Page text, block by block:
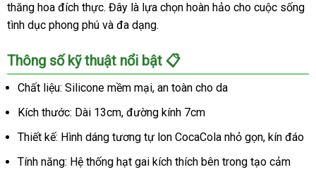
thăng hoa đích thực. Đây là lựa chọn hoàn hảo cho cuộc sống
tình dục phong phú và đa dạng.
Thông số kỹ thuật nổi bật 📋
Chất liệu: Silicone mềm mại, an toàn cho da
Kích thước: Dài 13cm, đường kính 7cm
Thiết kế: Hình dáng tương tự lon CocaCola nhỏ gọn, kín đáo
Tính năng: Hệ thống hạt gai kích thích bên trong tạo cảm